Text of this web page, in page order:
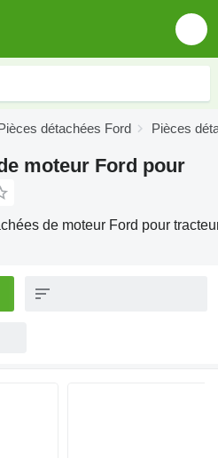
détachées Ford Pièces
moteur Ford pour
de moteur Ford pour